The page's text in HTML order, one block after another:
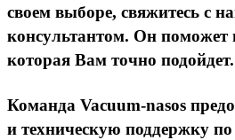
своем выборе, свяжитесь с
консультантом. Он поможет
которая Вам точно подойдет.
Команда Vacuum-nasos
и техническую поддержку